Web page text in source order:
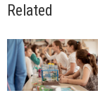
Related